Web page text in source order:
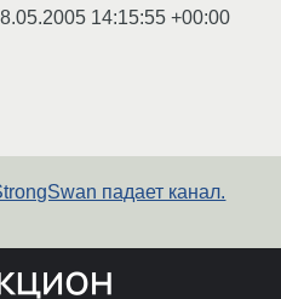
14:15:55 +00:00
падает канал.